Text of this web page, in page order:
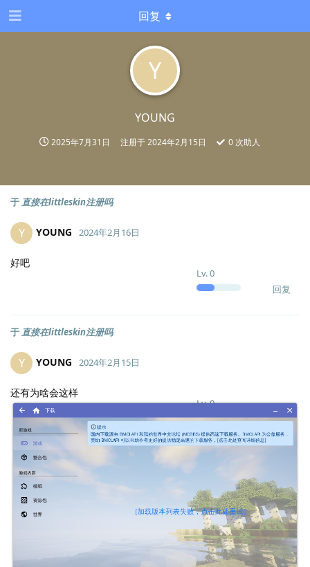
Y
YOUNG
2025年7月31日 注册于2024年2月15日 0 次助人
回复
于直接在littleskin注册吗
Y YOUNG
Lv.0
2024年2月16日
好吧
回复
于直接在littleskin注册吗
Y YOUNG
Lv.0
2024年2月15日
还有为啥会这样